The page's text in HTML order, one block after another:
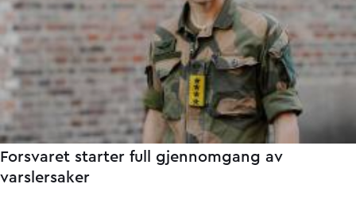
Forsvaret starter full gjennomgang av
varslersaker